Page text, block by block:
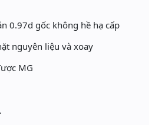
0.97d gốc không hề hạ cấp
nguyên liệu và xoay
MG